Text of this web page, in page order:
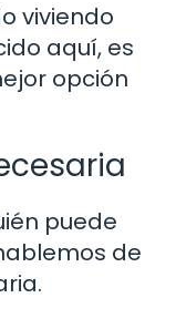
viviendo
aquí, es
opción
puede
de